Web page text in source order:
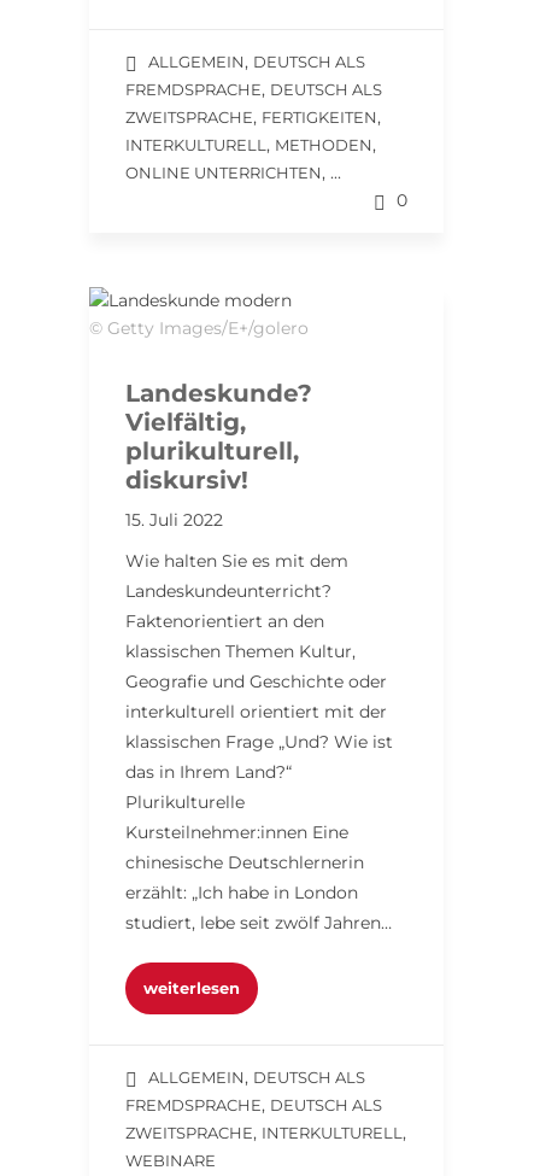
ALLGEMEIN, DEUTSCH ALS
FREMDSPRACHE, DEUTSCH ALS
ZWEITSPRACHE, FERTIGKEITEN,
INTERKULTURELL , METHODEN,
ONLINE UNTERRICHTEN, ...
0
© Getty Images/E+/golero
Landeskunde?
Vielfältig,
plurikulturell,
diskursiv!
15. Juli 2022
Wie halten Sie es mit dem
Landeskundeunterricht?
Faktenorientiert an den
klassischen Themen Kultur,
Geografie und Geschichte oder
interkulturell orientiert mit der
klassischen Frage „Und? Wie ist
das in Ihrem Land?“
Plurikulturelle
Kursteilnehmer:innen Eine
chinesische Deutschlernerin
erzählt: „Ich habe in London
studiert, lebe seit zwölf Jahren…
weiterlesen
ALLGEMEIN, DEUTSCH ALS
FREMDSPRACHE, DEUTSCH ALS
ZWEITSPRACHE, INTERKULTURELL ,
WEBINARE